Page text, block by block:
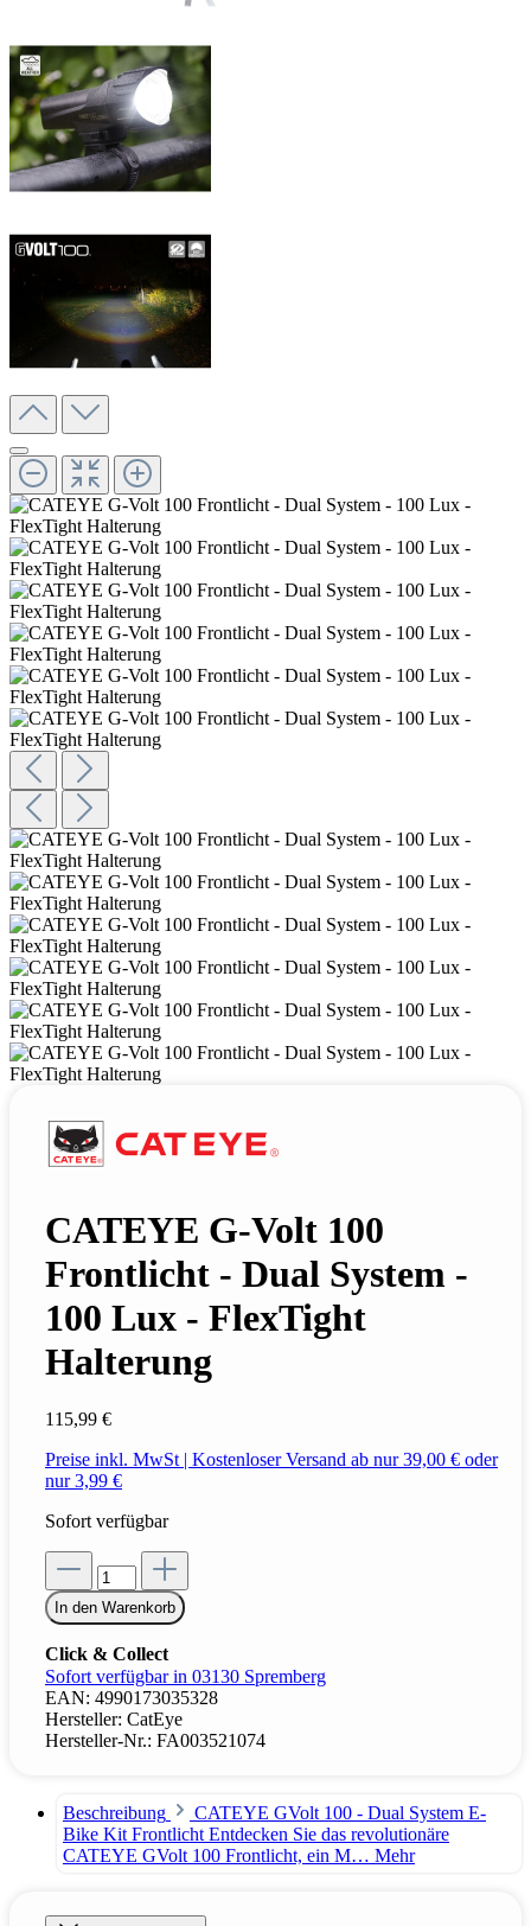
CATEYE G-Volt 100
Frontlicht - Dual System -
100 Lux - FlexTight
Halterung
115,99 €
Preise inkl. MwSt | Kostenloser Versand ab nur 39,00 € oder
nur 3,99 €
Sofort verfügbar
In den Warenkorb
Click & Collect
Sofort verfügbar in 03130 Spremberg
EAN: 4990173035328
Hersteller: CatEye
Hersteller-Nr.: FA003521074
Beschreibung
CATEYE GVolt 100 - Dual System E-
Bike Kit Frontlicht Entdecken Sie das revolutionäre
CATEYE GVolt 100 Frontlicht, ein M… Mehr